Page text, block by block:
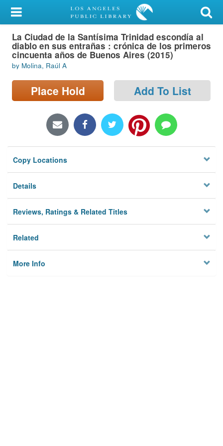
My Account
Library Card
Sign In
Search
Locations/Hours (external
Privacy
La Ciudad de la Santísima Trinidad escondía al
diablo en sus entrañas : crónica de los primeros
cincuenta años de Buenos Aires (2015)
by Molina, Raúl A
Place Hold Add To List
Copy Locations
Details
Reviews, Ratings & Related Titles
Related
More Info